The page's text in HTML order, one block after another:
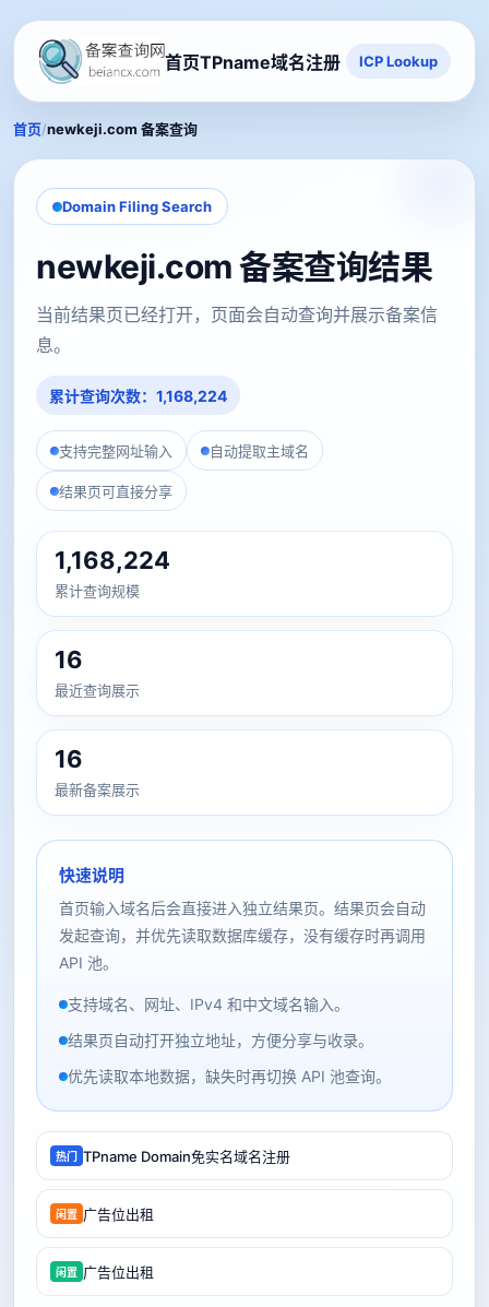
首页TPname域名注册 ICP Lookup
首页/newkeji.com 备案查询
Domain Filing Search
newkeji.com 备案查询结果
当前结果页已经打开，页面会自动查询并展示备案信
息。
累计查询次数：1,168,224
支持完整网址输入 自动提取主域名
结果页可直接分享
1,168,224
累计查询规模
16
最近查询展示
16
最新备案展示
快速说明
首页输入域名后会直接进入独立结果页。结果页会自动
发起查询，并优先读取数据库缓存，没有缓存时再调用
API 池。
支持域名、网址、IPv4 和中文域名输入。
结果页自动打开独立地址，方便分享与收录。
优先读取本地数据，缺失时再切换 API 池查询。
热门 TPname Domain免实名域名注册
闲置 广告位出租
闲置 广告位出租